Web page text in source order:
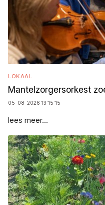
LOKAAL
Mantelzorgersorkest
05-08-2026 13:15:15
lees meer...